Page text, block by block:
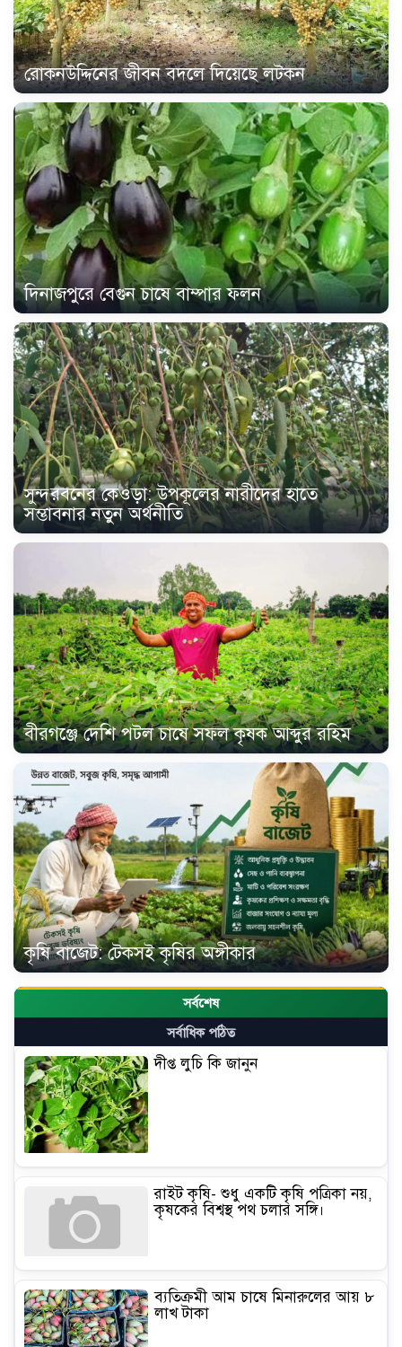
রোকনউদ্দিনের জীবন বদলে দিয়েছে লটকন
দিনাজপুরে বেগুন চাষে বাম্পার ফলন
সুন্দরবনের কেওড়া: উপকূলের নারীদের হাতে
সম্ভাবনার নতুন অর্থনীতি
বীরগঞ্জে দেশি পটল চাষে সফল কৃষক আব্দুর রহিম
কৃষি বাজেট: টেকসই কৃষির অঙ্গীকার
সর্বশেষ
সর্বাধিক পঠিত
দীপ্ত লুচি কি জানুন
রাইট কৃষি- শুধু একটি কৃষি পত্রিকা নয়,
কৃষকের বিশ্বস্থ পথ চলার সঙ্গি।
ব্যতিক্রমী আম চাষে মিনারুলের আয় ৮
লাখ টাকা